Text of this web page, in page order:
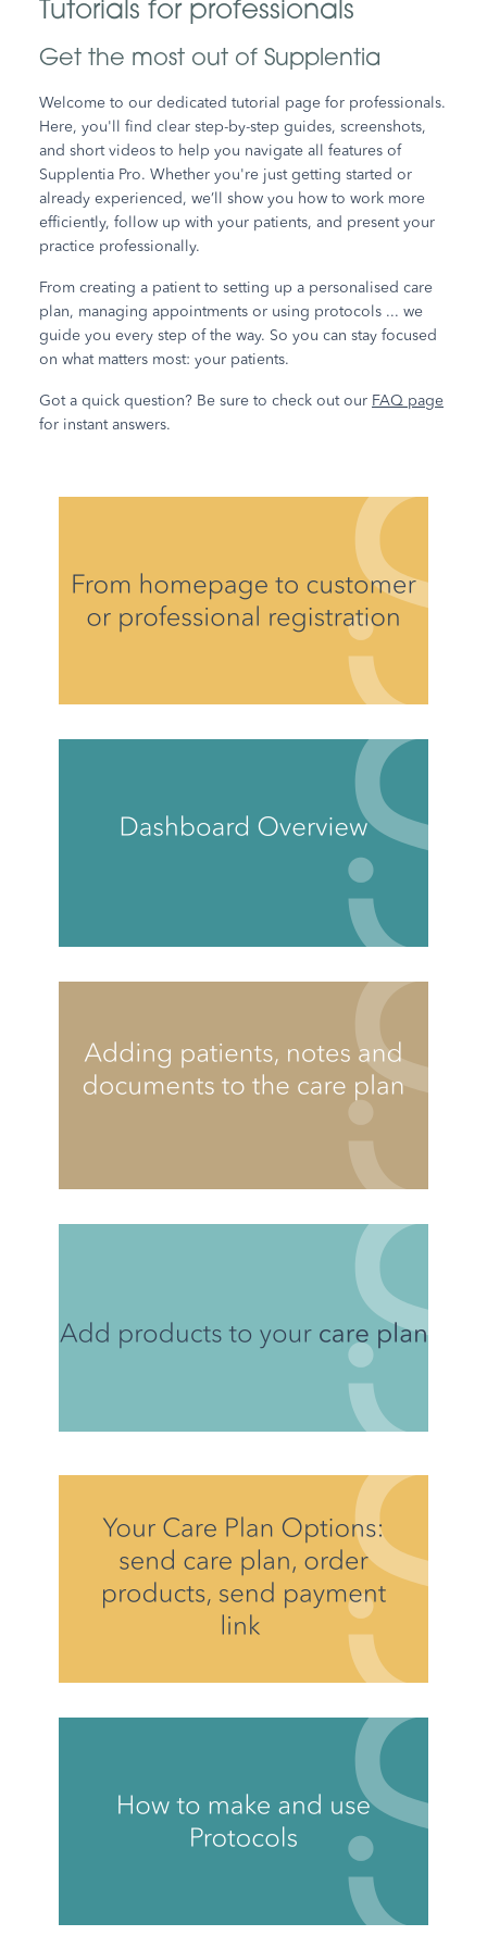
Tutorials for professionals
Get the most out of Supplentia
Welcome to our dedicated tutorial page for professionals.
Here, you'll find clear step-by-step guides, screenshots,
and short videos to help you navigate all features of
Supplentia Pro. Whether you're just getting started or
already experienced, we’ll show you how to work more
efficiently, follow up with your patients, and present your
practice professionally.
From creating a patient to setting up a personalised care
plan, managing appointments or using protocols ... we
guide you every step of the way. So you can stay focused
on what matters most: your patients.
Got a quick question? Be sure to check out our FAQ page
for instant answers.